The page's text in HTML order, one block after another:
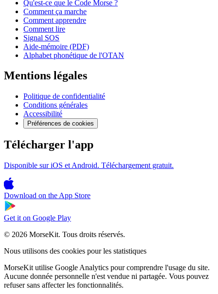
Qu'est-ce que le Code Morse ?
Comment ça marche
Comment apprendre
Comment lire
Signal SOS
Aide-mémoire (PDF)
Alphabet phonétique de l'OTAN
Mentions légales
Politique de confidentialité
Conditions générales
Accessibilité
Préférences de cookies
Télécharger l'app
Disponible sur iOS et Android. Téléchargement gratuit.
Download on the App Store
Get it on Google Play
© 2026 MorseKit. Tous droits réservés.
Nous utilisons des cookies pour les statistiques
MorseKit utilise Google Analytics pour comprendre l'usage du site.
Aucune donnée personnelle n'est vendue ni partagée. Vous pouvez
refuser sans affecter les fonctionnalités.